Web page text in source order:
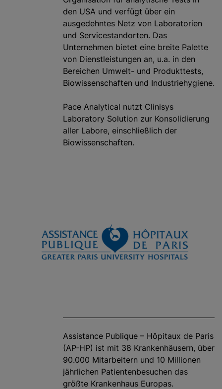
den USA und verfügt über ein
ausgedehntes Netz von Laboratorien
und Servicestandorten. Das
Unternehmen bietet eine breite Palette
von Dienstleistungen an, u.a. in den
Bereichen Umwelt- und Produkttests,
Biowissenschaften und Industriehygiene.
Pace Analytical nutzt Clinisys
Laboratory Solution zur Konsolidierung
aller Labore, einschließlich der
Biowissenschaften.
Assistance Publique – Hôpitaux de Paris
(AP-HP) ist mit 38 Krankenhäusern, über
90.000 Mitarbeitern und 10 Millionen
jährlichen Patientenbesuchen das
größte Krankenhaus Europas.